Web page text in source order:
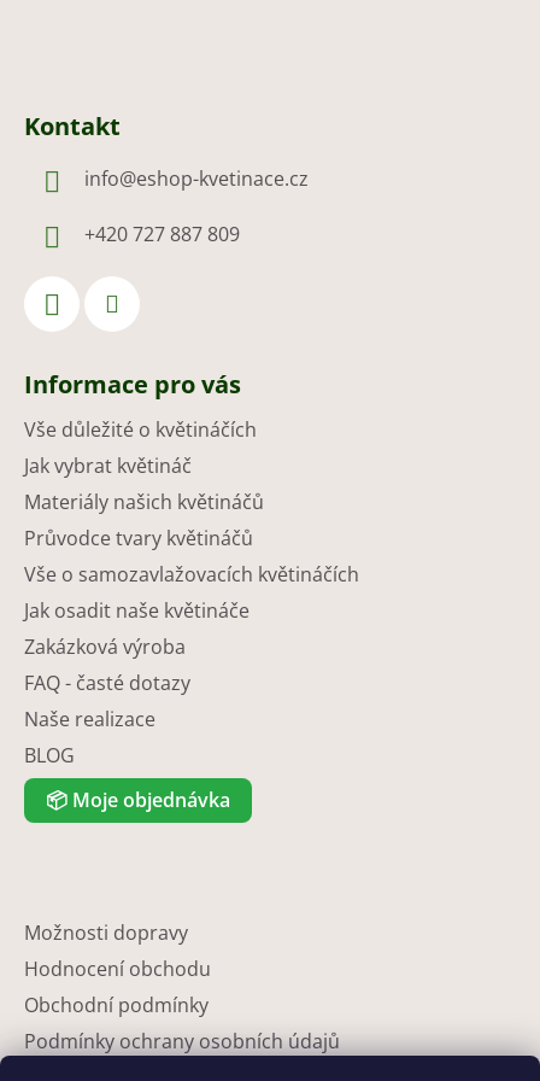
Kontakt
info@eshop-kvetinace.cz
+420 727 887 809
Informace pro vás
Vše důležité o květináčích
Jak vybrat květináč
Materiály našich květináčů
Průvodce tvary květináčů
Vše o samozavlažovacích květináčích
Jak osadit naše květináče
Zakázková výroba
FAQ - časté dotazy
Naše realizace
BLOG
📦 Moje objednávka
Možnosti dopravy
Hodnocení obchodu
Obchodní podmínky
Podmínky ochrany osobních údajů